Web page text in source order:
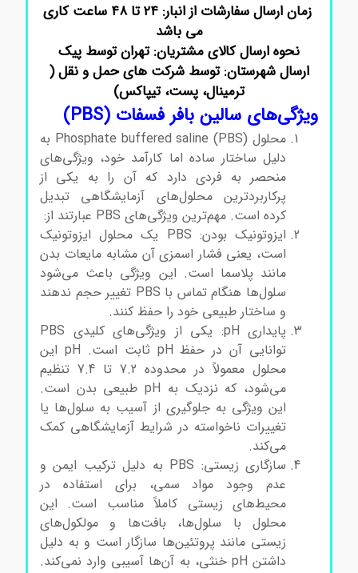
زمان ارسال سفارشات از انبار: ۲۴ تا ۴۸ ساعت کاری
می باشد
نحوه ارسال کالای مشتریان: تهران توسط پیک
ارسال شهرستان: توسط شرکت های حمل و نقل (
ترمینال، پست، تیپاکس)
ویژگی‌های سالین بافر فسفات (PBS)
محلول Phosphate buffered saline (PBS) به
دلیل ساختار ساده اما کارآمد خود، ویژگی‌های
منحصر به فردی دارد که آن را به یکی از
پرکاربردترین محلول‌های آزمایشگاهی تبدیل
کرده است. مهم‌ترین ویژگی‌های PBS عبارتند از:
ایزوتونیک بودن: PBS یک محلول ایزوتونیک
است، یعنی فشار اسمزی آن مشابه مایعات بدن
مانند پلاسما است. این ویژگی باعث می‌شود
سلول‌ها هنگام تماس با PBS تغییر حجم ندهند
و ساختار طبیعی خود را حفظ کنند.
پایداری pH: یکی از ویژگی‌های کلیدی PBS
توانایی آن در حفظ pH ثابت است. pH این
محلول معمولاً در محدوده 7.2 تا 7.4 تنظیم
می‌شود، که نزدیک به pH طبیعی بدن است.
این ویژگی به جلوگیری از آسیب به سلول‌ها یا
تغییرات ناخواسته در شرایط آزمایشگاهی کمک
می‌کند.
سازگاری زیستی: PBS به دلیل ترکیب ایمن و
عدم وجود مواد سمی، برای استفاده در
محیط‌های زیستی کاملاً مناسب است. این
محلول با سلول‌ها، بافت‌ها و مولکول‌های
زیستی مانند پروتئین‌ها سازگار است و به دلیل
داشتن pH خنثی، به آن‌ها آسیبی وارد نمی‌کند.